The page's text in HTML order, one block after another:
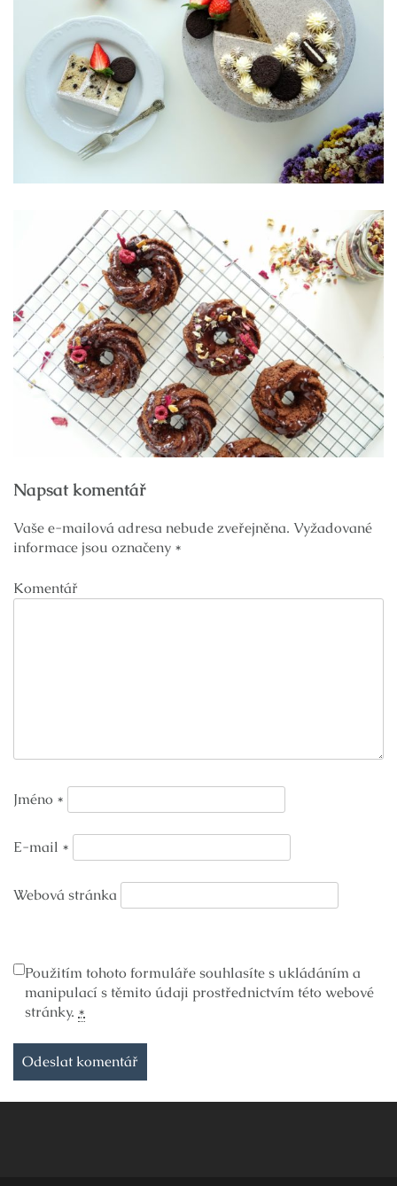
pro
příspěvek
Napsat komentář
Vaše e-mailová adresa nebude zveřejněna. Vyžadované
informace jsou označeny *
Komentář
Jméno *
E-mail *
Webová stránka
Použitím tohoto formuláře souhlasíte s ukládáním a
manipulací s těmito údaji prostřednictvím této webové
stránky. *